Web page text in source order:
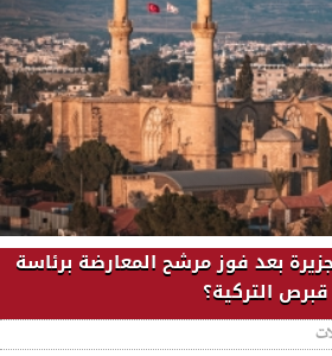
بعد فوز مرشح المعارضة برئاسة
قبرص التركية؟